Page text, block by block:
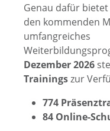
Genau dafür
den kommenden
umfangreiches
Dezember 2026
Trainingszur
774
84 Online-